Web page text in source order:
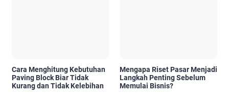
Cara Menghitung Kebutuhan
Paving Block Biar Tidak
Kurang dan Tidak Kelebihan
Mengapa Riset Pasar Menjadi
Langkah Penting Sebelum
Memulai Bisnis?